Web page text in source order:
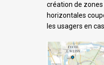
création de
horizontales
les usagers en